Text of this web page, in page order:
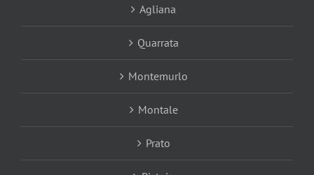
Agliana
Quarrata
Montemurlo
Montale
Prato